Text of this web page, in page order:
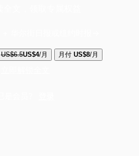
US$6.5US$4/月 月付 US$8/月